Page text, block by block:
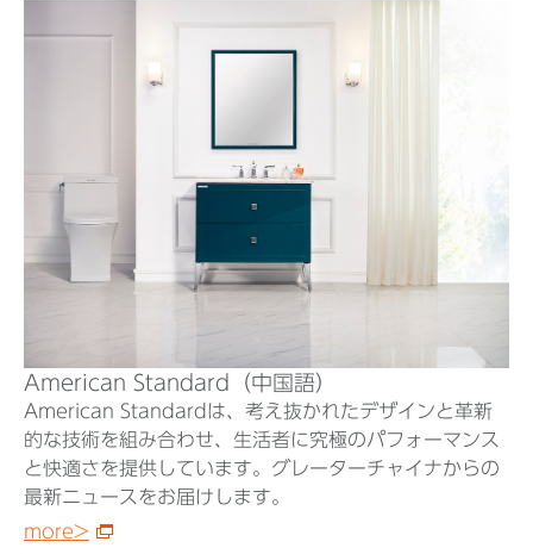
American Standard（中国語）
American Standardは、考え抜かれたデザインと革新
的な技術を組み合わせ、生活者に究極のパフォーマンス
と快適さを提供しています。グレーターチャイナからの
最新ニュースをお届けします。
more>